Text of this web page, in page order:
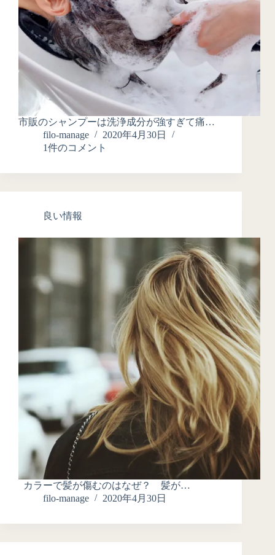
市販のシャンプーは洗浄成分が強すぎて痛…
filo-manage
2020年4月30日
1件のコメント
良い情報
カラーで髪が傷むのはなぜ？ 髪が…
filo-manage
2020年4月30日